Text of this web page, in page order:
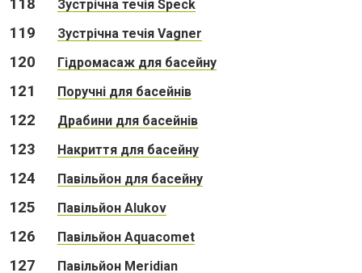
118 Зустрічна течія Speck
119 Зустрічна течія Vagner
120 Гідромасаж для басейну
121 Поручні для басейнів
122 Драбини для басейнів
123 Накриття для басейну
124 Павільйон для басейну
125 Павільйон Alukov
126 Павільйон Aquacomet
127 Павільйон Meridian